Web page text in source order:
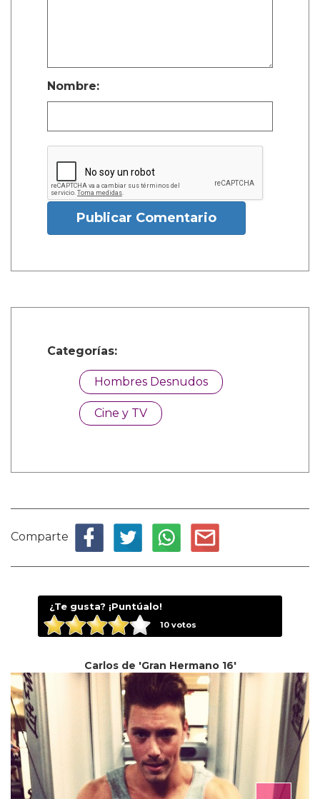
Nombre:
Publicar Comentario
Categorías:
Hombres Desnudos
Cine y TV
Comparte
¿Te gusta? ¡Puntúalo!
10votos
Carlos de 'Gran Hermano 16'